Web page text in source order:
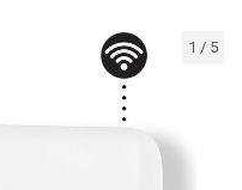
1 / 5